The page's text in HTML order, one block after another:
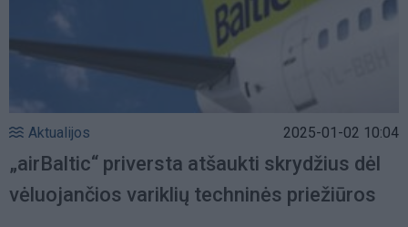
Aktualijos 2025-01-02 10:04
„airBaltic“ priversta atšaukti skrydžius dėl
vėluojančios variklių techninės priežiūros